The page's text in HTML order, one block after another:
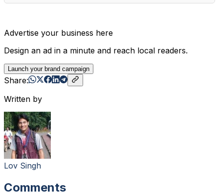
Advertise your business here
Design an ad in a minute and reach local readers.
Launch your brand campaign
Share:
Written by
Lov Singh
Comments